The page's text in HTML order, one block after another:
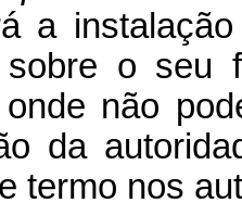
a
sobre o seu
não
da
termo nos